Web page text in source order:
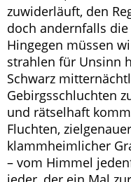
zuwiderläuft, den
doch andernfalls
Hingegen müssen
strahlen für Unsinn
Schwarz
Gebirgsschluchten
und rätselhaft
Fluchten,
klammheimlicher
– vom Himmel